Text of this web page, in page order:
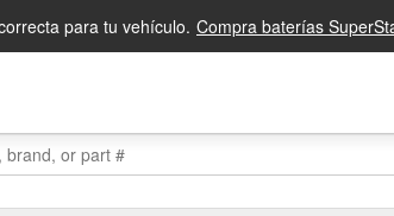
para tu vehículo. Compra baterías